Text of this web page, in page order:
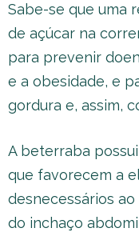
Sabe-se que uma
de açúcar na
para prevenir
e a obesidade, e
gordura e, assim,
A beterraba
que favorecem a
desnecessários
do inchaço